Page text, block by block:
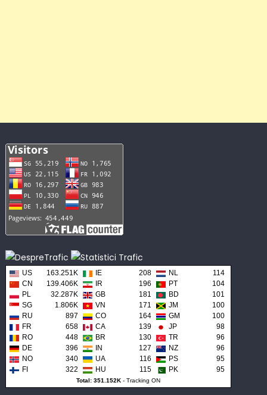
US 163.251K IE 208 NL
114
CN
139.406K IR 196 PT
104
PL
32.287K GB 181 BD
101
SG
1.806K VN 171 JM
100
RU
897 CO 164 GM
100
FR
658 CA 139 JP
98
RO
448 BR 130 TR
96
DE
396 IN 127 NZ
96
NO
340 UA 116 PS
95
FI
322 HU 115 PK 95
Total: 351.152K- Tracking ON